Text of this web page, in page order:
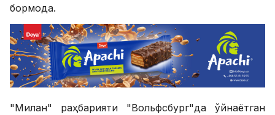
бормода.
"Милан" раҳбарияти "Вольфсбург"да ўйнаётган